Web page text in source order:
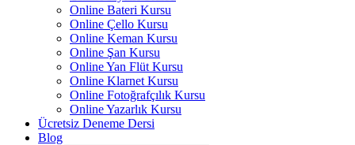
Online Bateri Kursu
Online Çello Kursu
Online Keman Kursu
Online Şan Kursu
Online Yan Flüt Kursu
Online Klarnet Kursu
Online Fotoğrafçılık Kursu
Online Yazarlık Kursu
Ücretsiz Deneme Dersi
Blog